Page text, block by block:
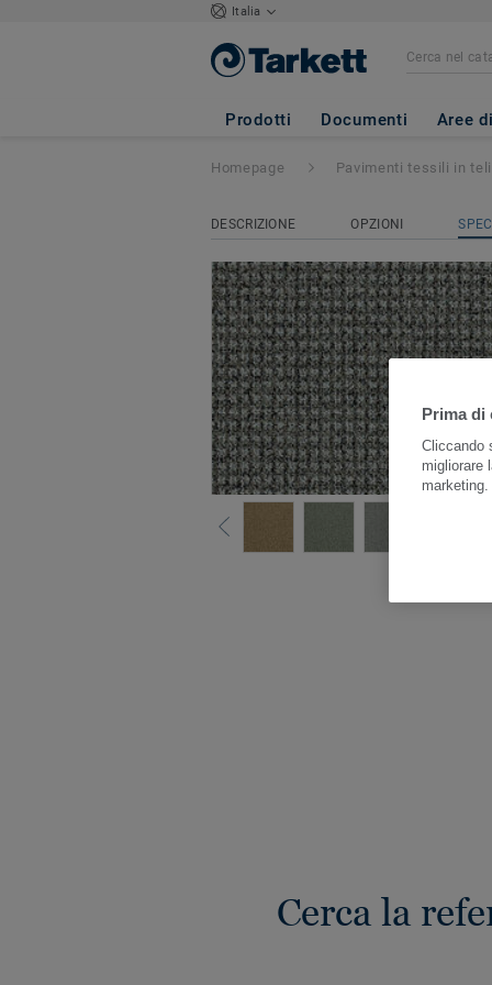
Italia
Prodotti Documenti Aree
DESSO Urquiola
Homepage Pavimenti tessili in teli
DESCRIZIONE OPZIONI
Cerca la
Prima di
Cliccando
migliorare
marketing.